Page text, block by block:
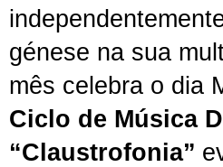
génese na sua
mês celebra o dia
Ciclo de Música
“Claustrofonia”